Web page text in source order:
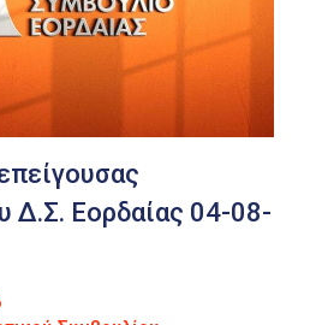
Δ.Σ. Εορδαίας 04-08-